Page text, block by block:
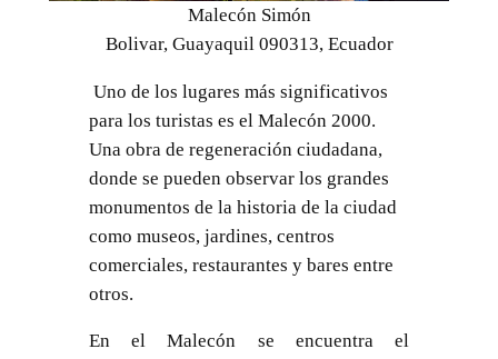
Malecón Simón
Bolivar, Guayaquil 090313, Ecuador
Uno de los lugares más significativos
para los turistas es el Malecón 2000.
Una obra de regeneración ciudadana,
donde se pueden observar los grandes
monumentos de la historia de la ciudad
como museos, jardines, centros
comerciales, restaurantes y bares entre
otros.
En el Malecón se encuentra el